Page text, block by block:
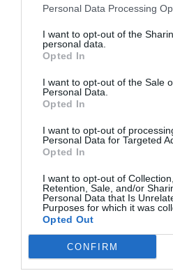
Personal Data Processing
I want to opt-out of the
personal data.
Opted In
I want to opt-out of the Sale
Personal Data.
Opted In
I want to opt-out of
Personal Data for Targeted
Opted In
I want to opt-out of
Retention, Sale, and/or
Personal Data that Is
Purposes for which it was
Opted Out
CONFIRM
Nombramiento
Publicidad